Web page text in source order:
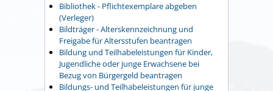
Bibliothek - Pflichtexemplare abgeben
(Verleger)
Bildträger - Alterskennzeichnung und
Freigabe für Altersstufen beantragen
Bildung und Teilhabeleistungen für Kinder,
Jugendliche oder junge Erwachsene bei
Bezug von Bürgergeld beantragen
Bildungs- und Teilhabeleistungen für junge